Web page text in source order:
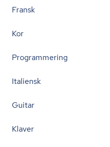
Fransk
Kor
Programmering
Italiensk
Guitar
Klaver